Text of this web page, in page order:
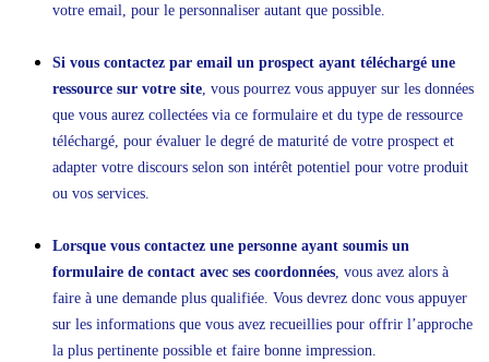
votre email, pour le personnaliser autant que possible.
Si vous contactez par email un prospect ayant téléchargé une
ressource sur votre site , vous pourrez vous appuyer sur les données
que vous aurez collectées via ce formulaire et du type de ressource
téléchargé, pour évaluer le degré de maturité de votre prospect et
adapter votre discours selon son intérêt potentiel pour votre produit
ou vos services.
Lorsque vous contactez une personne ayant soumis un
formulaire de contact avec ses coordonnées , vous avez alors à
faire à une demande plus qualifiée. Vous devrez donc vous appuyer
sur les informations que vous avez recueillies pour offrir l’approche
la plus pertinente possible et faire bonne impression.